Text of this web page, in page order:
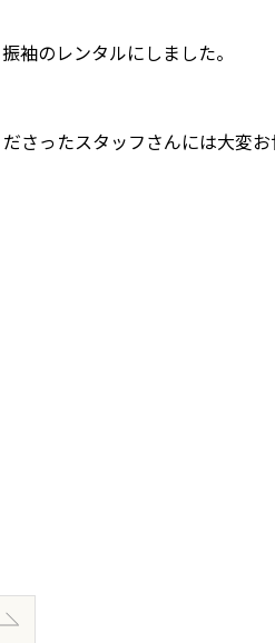
袖のレンタルにしました。
さったスタッフさんには大変お